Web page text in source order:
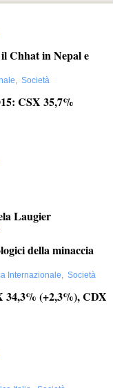
Chhat in Nepal e
, Società
CSX 35,7%
Laugier
della minaccia
Internazionale, Società
34,3% (+2,3%), CDX